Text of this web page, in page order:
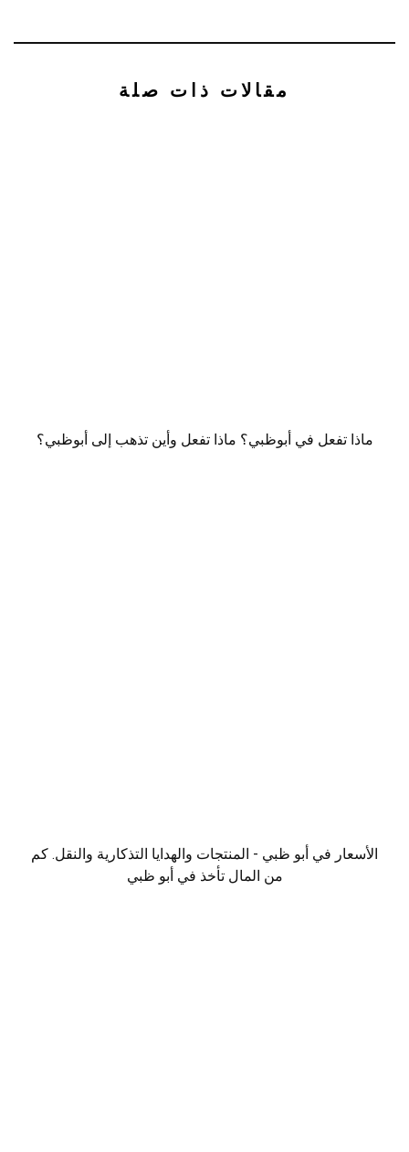
مقالات ذات صلة
ماذا تفعل في أبوظبي؟ ماذا تفعل وأين تذهب إلى أبوظبي؟
الأسعار في أبو ظبي - المنتجات والهدايا التذكارية والنقل. كم
من المال تأخذ في أبو ظبي